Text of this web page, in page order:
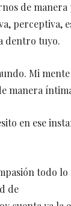
de
perceptiva,
dentro tuyo.
Mi
manera
en ese
todo
de